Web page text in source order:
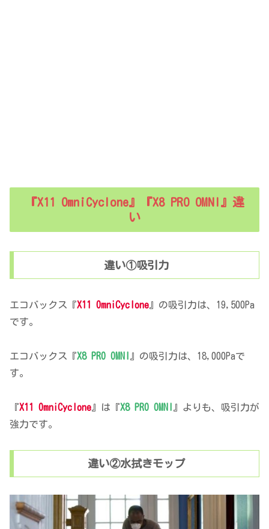
『X11 OmniCyclone』『X8 PRO OMNI』違
い
違い①吸引力
エコバックス『X11 OmniCyclone』の吸引力は、19,500Pa
です。
エコバックス『X8 PRO OMNI
』の吸引力は、18,000Paで
す。
『X11 OmniCyclone 』は『X8 PRO OMNI
』よりも、吸引力が
強力です。
違い②水拭きモップ